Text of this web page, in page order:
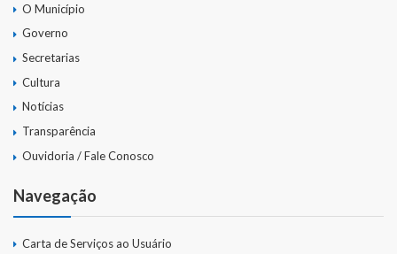
O Município
Governo
Secretarias
Cultura
Notícias
Transparência
Ouvidoria / Fale Conosco
Navegação
Carta de Serviços ao Usuário